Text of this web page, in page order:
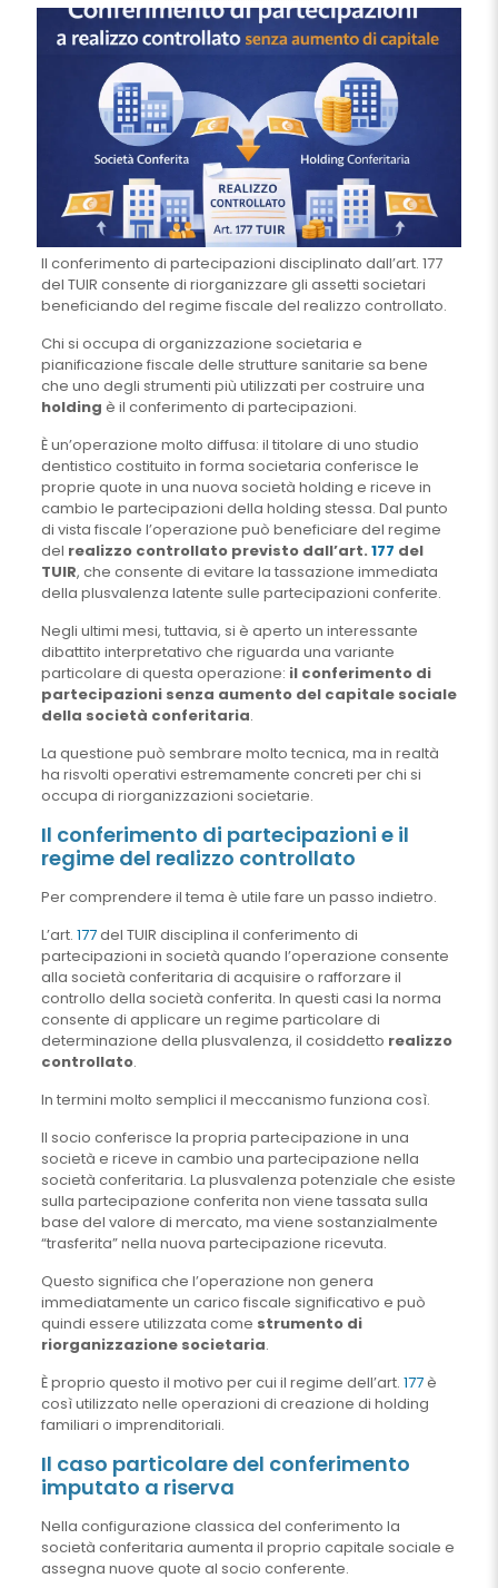
Il conferimento di partecipazioni disciplinato dall’art. 177
del TUIR consente di riorganizzare gli assetti societari
beneficiando del regime fiscale del realizzo controllato.
Chi si occupa di organizzazione societaria e
pianificazione fiscale delle strutture sanitarie sa bene
che uno degli strumenti più utilizzati per costruire una
holding è il conferimento di partecipazioni.
È un’operazione molto diffusa: il titolare di uno studio
dentistico costituito in forma societaria conferisce le
proprie quote in una nuova società holding e riceve in
cambio le partecipazioni della holding stessa. Dal punto
di vista fiscale l’operazione può beneficiare del regime
del realizzo controllato previsto dall’art. 177 del
TUIR, che consente di evitare la tassazione immediata
della plusvalenza latente sulle partecipazioni conferite.
Negli ultimi mesi, tuttavia, si è aperto un interessante
dibattito interpretativo che riguarda una variante
particolare di questa operazione: il conferimento di
partecipazioni senza aumento del capitale sociale
della società conferitaria.
La questione può sembrare molto tecnica, ma in realtà
ha risvolti operativi estremamente concreti per chi si
occupa di riorganizzazioni societarie.
Il conferimento di partecipazioni e il
regime del realizzo controllato
Per comprendere il tema è utile fare un passo indietro.
L’art. 177del TUIR disciplina il conferimento di
partecipazioni in società quando l’operazione consente
alla società conferitaria di acquisire o rafforzare il
controllo della società conferita. In questi casi la norma
consente di applicare un regime particolare di
determinazione della plusvalenza, il cosiddetto realizzo
controllato.
In termini molto semplici il meccanismo funziona così.
Il socio conferisce la propria partecipazione in una
società e riceve in cambio una partecipazione nella
società conferitaria. La plusvalenza potenziale che esiste
sulla partecipazione conferita non viene tassata sulla
base del valore di mercato, ma viene sostanzialmente
“trasferita” nella nuova partecipazione ricevuta.
Questo significa che l’operazione non genera
immediatamente un carico fiscale significativo e può
quindi essere utilizzata come strumento di
riorganizzazione societaria.
È proprio questo il motivo per cui il regime dell’art. 177è
così utilizzato nelle operazioni di creazione di holding
familiari o imprenditoriali.
Il caso particolare del conferimento
imputato a riserva
Nella configurazione classica del conferimento la
società conferitaria aumenta il proprio capitale sociale e
assegna nuove quote al socio conferente.